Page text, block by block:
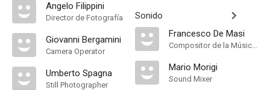
Angelo Filippini
Director de Fotografía
Giovanni Bergamini
Camera Operator
Umberto Spagna
Still Photographer
Sonido
Francesco De Masi
Compositor de la Música Original
Mario Morigi
Sound Mixer